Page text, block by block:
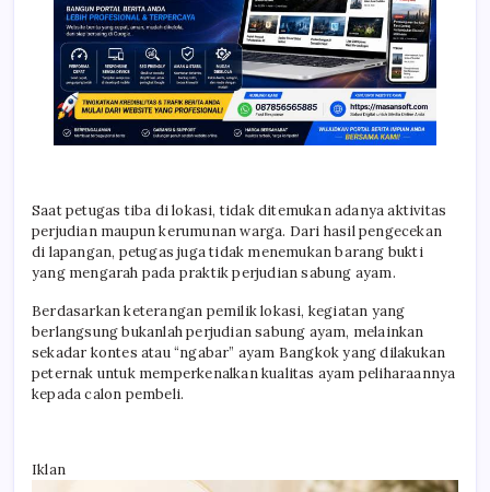
Saat petugas tiba di lokasi, tidak ditemukan adanya aktivitas
perjudian maupun kerumunan warga. Dari hasil pengecekan
di lapangan, petugas juga tidak menemukan barang bukti
yang mengarah pada praktik perjudian sabung ayam.
Berdasarkan keterangan pemilik lokasi, kegiatan yang
berlangsung bukanlah perjudian sabung ayam, melainkan
sekadar kontes atau “ngabar” ayam Bangkok yang dilakukan
peternak untuk memperkenalkan kualitas ayam peliharaannya
kepada calon pembeli.
Iklan